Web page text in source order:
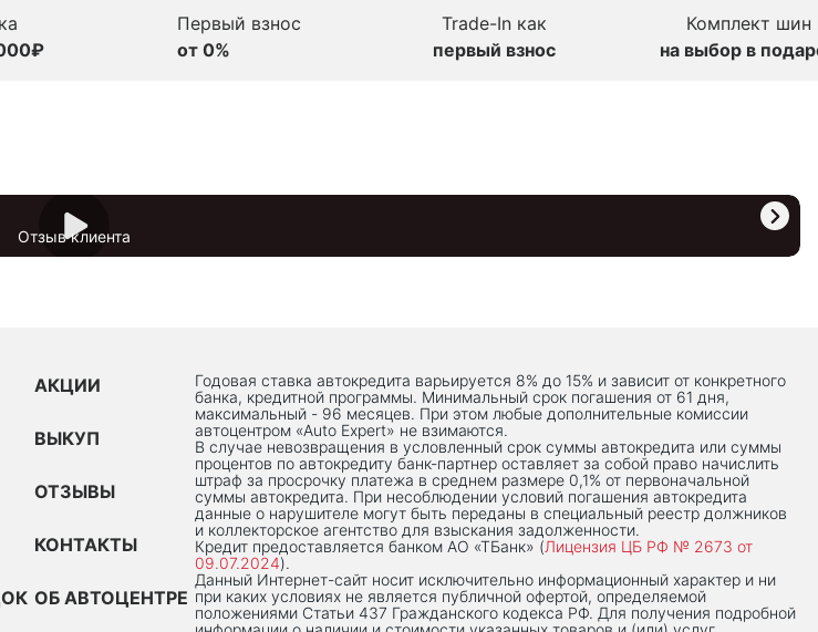
Первый взнос
от 0%
Trade-In как
первый взнос
Комплект шин
на выбор в
Отзыв клиента
АКЦИИ
ВЫКУП
ОТЗЫВЫ
КОНТАКТЫ
ОБ АВТОЦЕНТРЕ
Годовая ставка автокредита варьируется 8% до 15% и зависит от конкретного
банка, кредитной программы. Минимальный срок погашения от 61 дня,
максимальный - 96 месяцев. При этом любые дополнительные комиссии
автоцентром «Auto Expert» не взимаются.
В случае невозвращения в условленный срок суммы автокредита или суммы
процентов по автокредиту банк-партнер оставляет за собой право начислить
штраф за просрочку платежа в среднем размере 0,1% от первоначальной
суммы автокредита. При несоблюдении условий погашения автокредита
данные о нарушителе могут быть переданы в специальный реестр должников
и коллекторское агентство для взыскания задолженности.
Кредит предоставляется банком АО «ТБанк» (Лицензия ЦБ РФ № 2673 от
09.07.2024).
Данный Интернет-сaйт носит исключительно информационный характер и ни
при каких условиях не является публичной офертой, определяемой
положениями Статьи 437 Гражданского кодекса РФ. Для получения подробной